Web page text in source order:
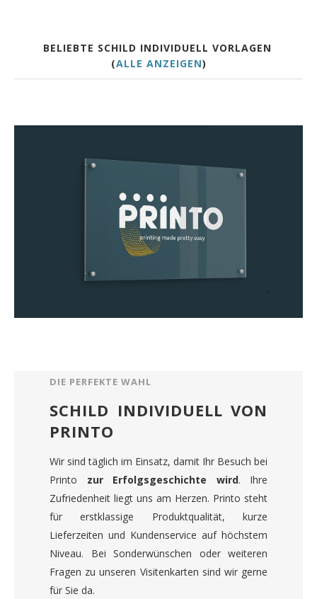
BELIEBTE SCHILD INDIVIDUELL VORLAGEN
(ALLE ANZEIGEN)
DIE PERFEKTE WAHL
SCHILD INDIVIDUELL VON
PRINTO
Wir sind täglich im Einsatz, damit Ihr Besuch bei
Printo zur Erfolgsgeschichte wird. Ihre
Zufriedenheit liegt uns am Herzen. Printo steht
für erstklassige Produktqualität, kurze
Lieferzeiten und Kundenservice auf höchstem
Niveau. Bei Sonderwünschen oder weiteren
Fragen zu unseren Visitenkarten sind wir gerne
für Sie da.